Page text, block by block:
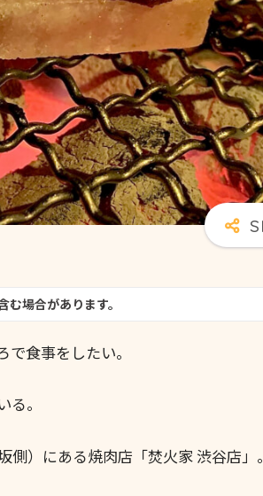
む場合があります。
食事をしたい。
。
）にある焼肉店「焚火家 渋谷店」。